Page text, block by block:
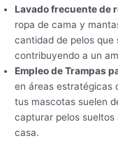
Lavado frecuente de
ropa de cama y
cantidad de pelos que
contribuyendo a un
Empleo de Trampas
en áreas estratégicas
tus mascotas suelen
capturar pelos sueltos
casa.